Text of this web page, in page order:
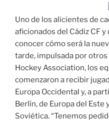
Uno de los alicientes de
aficionados del Cádiz CF
conocer cómo será la
tarde, impulsada por
Hockey Association, los
comenzaron a recibir
Europa Occidental y, a
Berlín, de Europa del Este
Soviética. “Tenemos